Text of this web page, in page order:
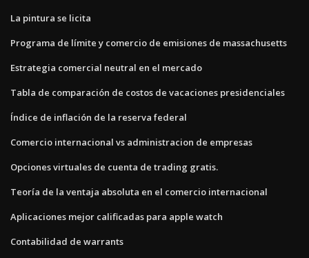
La pintura se licita
Programa de límite y comercio de emisiones de massachusetts
Estrategia comercial neutral en el mercado
Tabla de comparación de costos de vacaciones presidenciales
Índice de inflación de la reserva federal
Comercio internacional vs administracion de empresas
Opciones virtuales de cuenta de trading gratis.
Teoría de la ventaja absoluta en el comercio internacional
Aplicaciones mejor calificadas para apple watch
Contabilidad de warrants